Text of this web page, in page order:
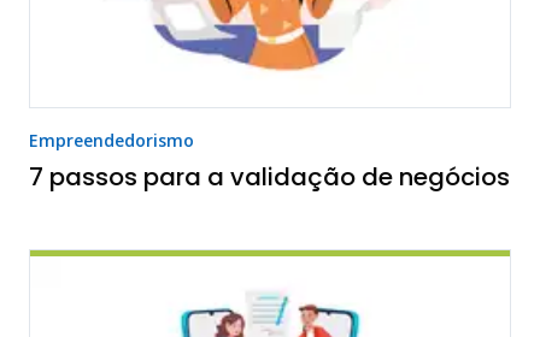
Empreendedorismo
7 passos para a validação de negócios